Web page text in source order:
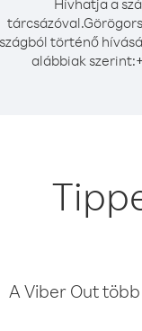
Hívhatja a
tárcsázóval.
történő
alábbiak szerint:+
A Viber Out